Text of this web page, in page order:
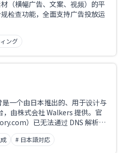
（横幅广告、文案、视频）的平
检查功能，全面支持广告投放运
ング
一个由日本推出的、用于设计与
，由株式会社 Walkers 提供。官
）已无法通过 DNS 解析。
务。
# 日本語対応